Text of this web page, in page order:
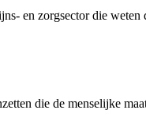
en zorgsector die
die de menselijke